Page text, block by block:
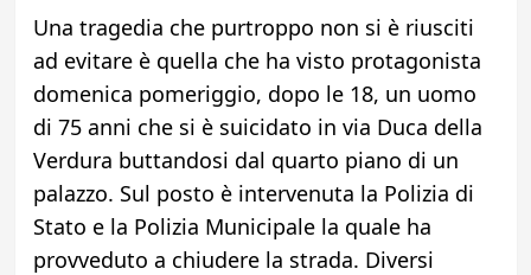
Una tragedia che purtroppo non si è riusciti
ad evitare è quella che ha visto protagonista
domenica pomeriggio, dopo le 18, un uomo
di 75 anni che si è suicidato in via Duca della
Verdura buttandosi dal quarto piano di un
palazzo. Sul posto è intervenuta la Polizia di
Stato e la Polizia Municipale la quale ha
provveduto a chiudere la strada. Diversi